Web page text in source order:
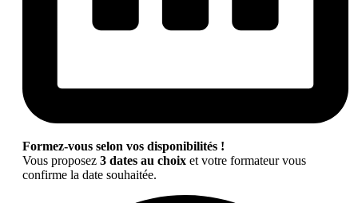
Formez-vous selon vos disponibilités !
Vous proposez 3 dates au choix et votre formateur vous
confirme la date souhaitée.